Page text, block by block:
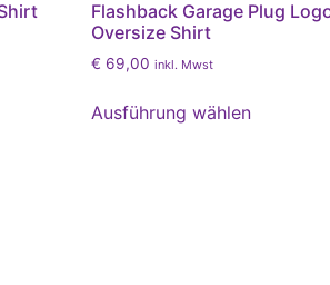
Flashback Garage Plug
Oversize Shirt
€ 69,00 inkl. Mwst
Ausführung wählen